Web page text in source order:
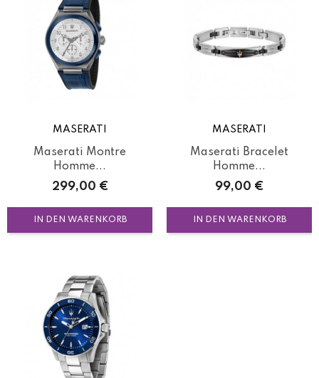
MASERATI
Maserati Montre
Homme...
Preis
299,00 €
IN DEN WARENKORB
MASERATI
Maserati Bracelet
Homme...
Preis
99,00 €
IN DEN WARENKORB